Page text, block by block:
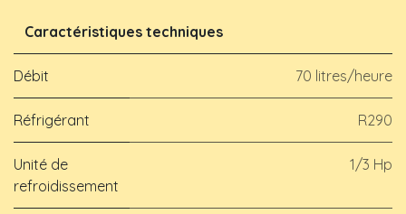
Caractéristiques techniques
Débit 70 litres/heure
Réfrigérant R290
Unité de
refroidissement
1/3 Hp